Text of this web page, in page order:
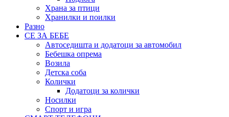
Храна за птици
Хранилки и поилки
Разно
СЕ ЗА БЕБЕ
Автоседишта и додатоци за автомобил
Бебешка опрема
Возила
Детска соба
Колички
Додатоци за колички
Носилки
Спорт и игра